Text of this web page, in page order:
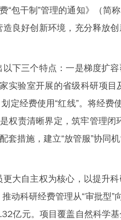
干制”管理的通知》（简
良好创新环境，充分释放
三个特点：一是梯度扩容
实验室开展的省级科研项
定经费使用“红线”。将经费
权责清晰界定，筑牢管理闭
措施，建立“放管服”协同
自主权为核心，以提升科
动科研经费管理从“审批型”
亿元。项目覆盖自然科学